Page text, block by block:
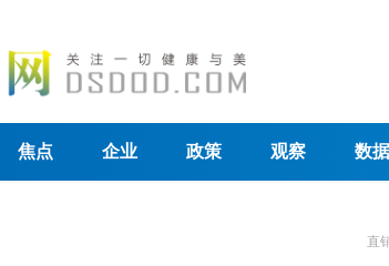
焦点 企业 政策 观察 数据
直